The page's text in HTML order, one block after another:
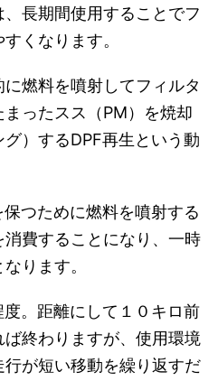
長期間使用することでフ
くなります。
燃料を噴射してフィルタ
ったスス（PM）を焼却
）するDPF再生という動
つために燃料を噴射する
費することになり、一時
ります。
。距離にして１０キロ前
終わりますが、使用環境
が短い移動を繰り返すだ